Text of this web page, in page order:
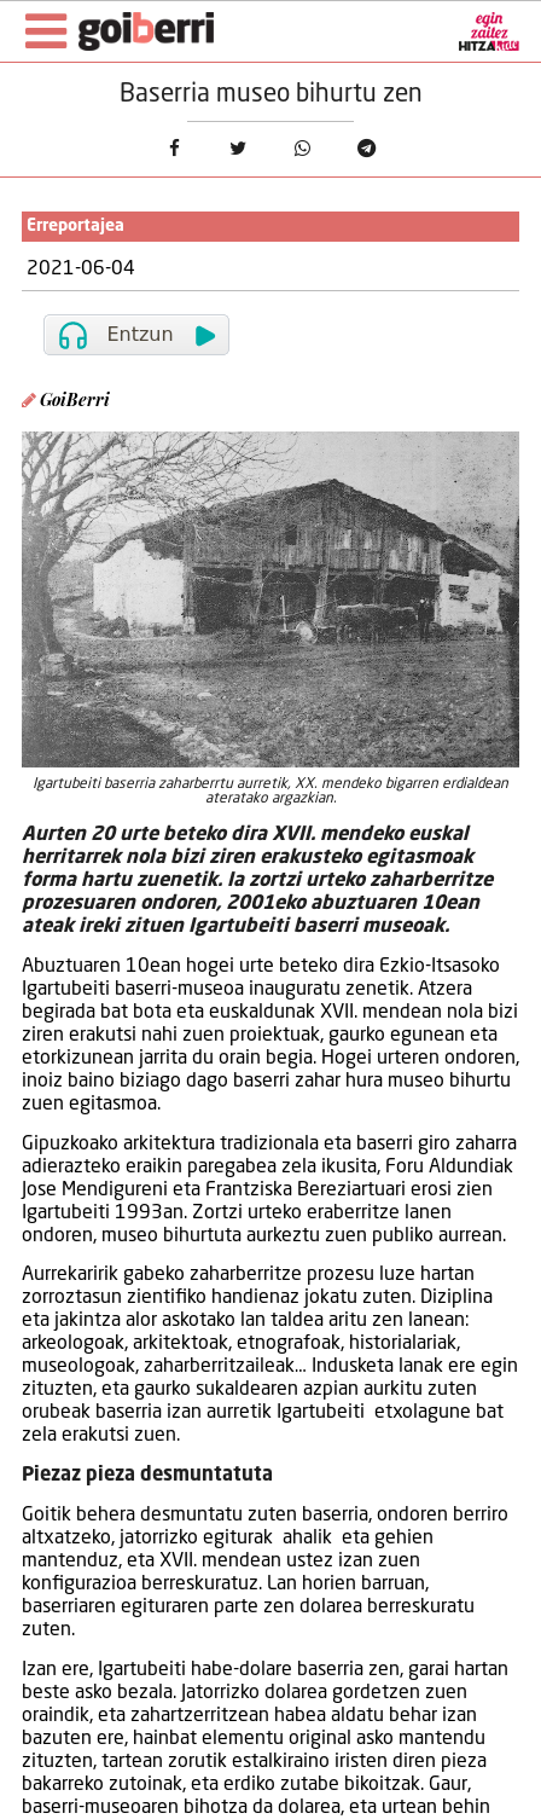
Baserria museo bihurtu zen
Erreportajea
2021-06-04
GoiBerri
Igartubeiti baserria zaharberrtu aurretik, XX. mendeko bigarren erdialdean
ateratako argazkian.
Aurten 20 urte beteko dira XVII. mendeko euskal
herritarrek nola bizi ziren erakusteko egitasmoak
forma hartu zuenetik. Ia zortzi urteko zaharberritze
prozesuaren ondoren, 2001eko abuztuaren 10ean
ateak ireki zituen Igartubeiti baserri museoak.
Abuztuaren 10ean hogei urte beteko dira Ezkio-Itsasoko
Igartubeiti baserri-museoa inauguratu zenetik. Atzera
begirada bat bota eta euskaldunak XVII. mendean nola bizi
ziren erakutsi nahi zuen proiektuak, gaurko egunean eta
etorkizunean jarrita du orain begia. Hogei urteren ondoren,
inoiz baino biziago dago baserri zahar hura museo bihurtu
zuen egitasmoa.
Gipuzkoako arkitektura tradizionala eta baserri giro zaharra
adierazteko eraikin paregabea zela ikusita, Foru Aldundiak
Jose Mendigureni eta Frantziska Bereziartuari erosi zien
Igartubeiti 1993an. Zortzi urteko eraberritze lanen
ondoren, museo bihurtuta aurkeztu zuen publiko aurrean.
Aurrekaririk gabeko zaharberritze prozesu luze hartan
zorroztasun zientifiko handienaz jokatu zuten. Diziplina
eta jakintza alor askotako lan taldea aritu zen lanean:
arkeologoak, arkitektoak, etnografoak, historialariak,
museologoak, zaharberritzaileak… Indusketa lanak ere egin
zituzten, eta gaurko sukaldearen azpian aurkitu zuten
orubeak baserria izan aurretik Igartubeiti etxolagune bat
zela erakutsi zuen.
Piezaz pieza desmuntatuta
Goitik behera desmuntatu zuten baserria, ondoren berriro
altxatzeko, jatorrizko egiturak ahalik eta gehien
mantenduz, eta XVII. mendean ustez izan zuen
konfigurazioa berreskuratuz. Lan horien barruan,
baserriaren egituraren parte zen dolarea berreskuratu
zuten.
Izan ere, Igartubeiti habe-dolare baserria zen, garai hartan
beste asko bezala. Jatorrizko dolarea gordetzen zuen
oraindik, eta zahartzerritzean habea aldatu behar izan
bazuten ere, hainbat elementu original asko mantendu
zituzten, tartean zorutik estalkiraino iristen diren pieza
bakarreko zutoinak, eta erdiko zutabe bikoitzak. Gaur,
baserri-museoaren bihotza da dolarea, eta urtean behin